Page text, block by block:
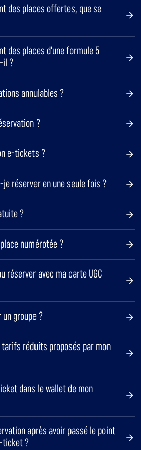
des places offertes, que se
des places d'une formule 5
il ?
annulables ?
?
e-tickets ?
je réserver en une seule fois ?
?
numérotée ?
réserver avec ma carte UGC
groupe ?
réduits proposés par mon
dans le wallet de mon
après avoir passé le point
ticket ?